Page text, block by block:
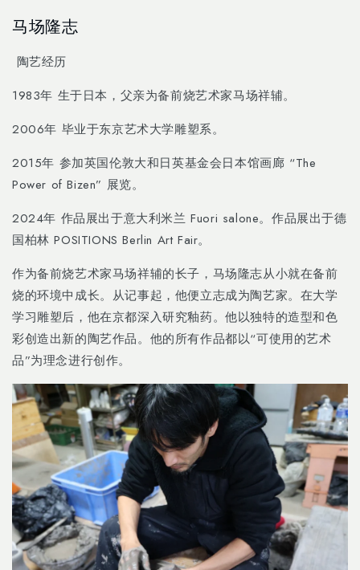
content
马场隆志
陶艺经历
1983年 生于日本，父亲为备前烧艺术家马场祥辅。
2006年 毕业于东京艺术大学雕塑系。
2015年 参加英国伦敦大和日英基金会日本馆画廊 “The
Power of Bizen” 展览。
2024年 作品展出于意大利米兰 Fuori salone。作品展出于德
国柏林 POSITIONS Berlin Art Fair。
作为备前烧艺术家马场祥辅的长子，马场隆志从小就在备前
烧的环境中成长。从记事起，他便立志成为陶艺家。在大学
学习雕塑后，他在京都深入研究釉药。他以独特的造型和色
彩创造出新的陶艺作品。他的所有作品都以“可使用的艺术
品”为理念进行创作。